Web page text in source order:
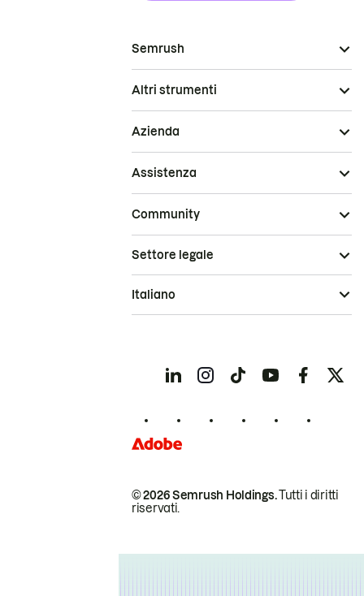
Semrush
Altri strumenti
Azienda
Assistenza
Community
© 2026 Semrush Holdings.Tutti i diritti
riservati.
Settore legale
Italiano